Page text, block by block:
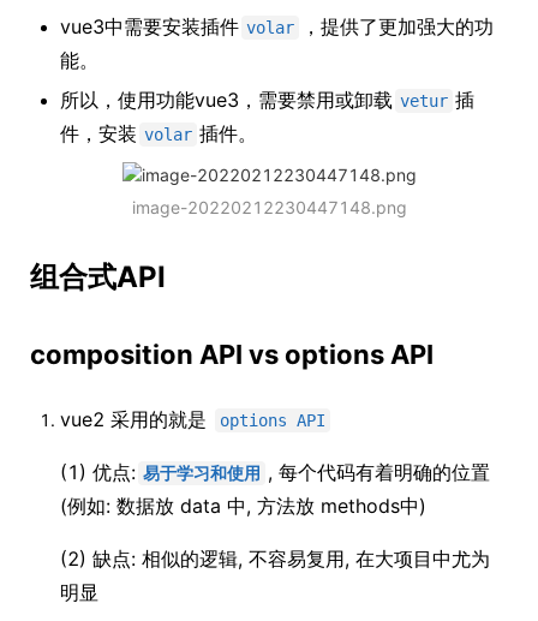
vue3中需要安装插件 volar
，提供了更加强大的功
能。
所以，使用功能vue3，需要禁用或卸载 vetur 插
件，安装 volar 插件。
image-20220212230447148.png
组合式API
composition API vs options API
vue2 采用的就是 options API
(1) 优点: 易于学习和使用 , 每个代码有着明确的位置
(例如: 数据放 data 中, 方法放 methods中)
(2) 缺点: 相似的逻辑, 不容易复用, 在大项目中尤为
明显